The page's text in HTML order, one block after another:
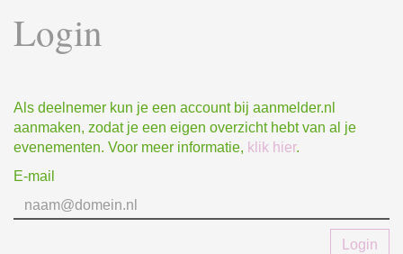
Login
Als deelnemer kun je een account bij aanmelder.nl
aanmaken, zodat je een eigen overzicht hebt van al je
evenementen. Voor meer informatie, klik hier.
E-mail
Login